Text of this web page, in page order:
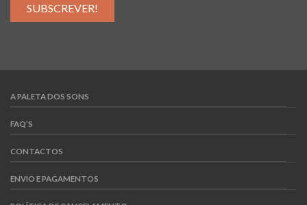
A PALETA DOS SONS
FAQ’S
CONTACTOS
ENVIO E PAGAMENTOS